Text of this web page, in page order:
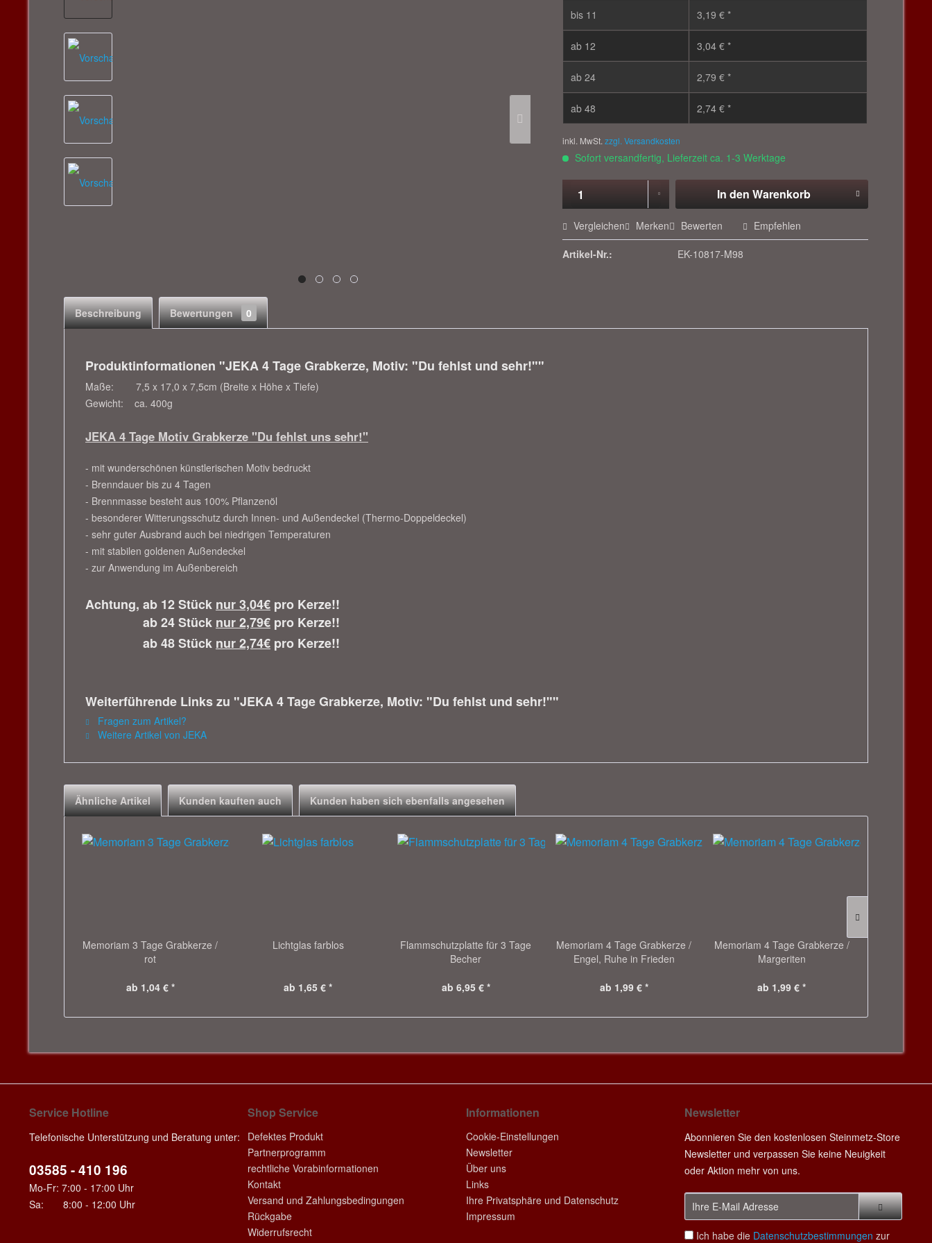
bis 11 3,19 € *
ab 12 3,04 € *
ab24 2,79 € *
ab48 2,74 € *
inkl. MwSt.zzgl. Versandkosten
Sofort versandfertig, Lieferzeit ca. 1-3 Werktage
In den Warenkorb
Vergleichen Merken Bewerten Empfehlen
Artikel-Nr.: EK-10817-M98
Beschreibung Bewertungen 0
Produktinformationen "JEKA 4 Tage Grabkerze, Motiv: "Du fehlst und sehr!""
Maße: 7,5 x 17,0 x 7,5cm (Breite x Höhe x Tiefe)
Gewicht: ca. 400g
JEKA 4 Tage Motiv Grabkerze "Du fehlst uns sehr!"
- mit wunderschönen künstlerischen Motiv bedruckt
- Brenndauer bis zu 4 Tagen
- Brennmasse besteht aus 100% Pflanzenöl
- besonderer Witterungsschutz durch Innen- und Außendeckel (Thermo-Doppeldeckel)
- sehr guter Ausbrand auch bei niedrigen Temperaturen
- mit stabilen goldenen Außendeckel
- zur Anwendung im Außenbereich
Achtung, ab 12 Stück nur 3,04€ pro Kerze!!
ab 24 Stück nur 2,79€ pro Kerze!!
ab 48 Stück nur 2,74€ pro Kerze!!
Weiterführende Links zu "JEKA 4 Tage Grabkerze, Motiv: "Du fehlst und sehr!""
Fragen zum Artikel?
Weitere Artikel von JEKA
Ähnliche Artikel Kunden kauften auch Kunden haben sich ebenfalls angesehen
Memoriam 3 Tage Grabkerze /
rot
ab 1,04 € *
Lichtglas farblos
ab 1,65 € *
Flammschutzplatte für 3 Tage
Becher
ab 6,95 € *
Memoriam 4 Tage Grabkerze /
Engel, Ruhe in Frieden
ab 1,99 € *
Memoriam 4 Tage Grabkerze /
Margeriten
ab 1,99 € *
Service Hotline
Telefonische Unterstützung und Beratung unter:
03585 - 410 196
Mo-Fr: 7:00 - 17:00 Uhr
Sa: 8:00 - 12:00 Uhr
Shop Service
Defektes Produkt
Partnerprogramm
rechtliche Vorabinformationen
Kontakt
Versand und Zahlungsbedingungen
Rückgabe
Widerrufsrecht
Informationen
Cookie-Einstellungen
Newsletter
Über uns
Links
Ihre Privatsphäre und Datenschutz
Impressum
Newsletter
Abonnieren Sie den kostenlosen Steinmetz-Store
Newsletter und verpassen Sie keine Neuigkeit
oder Aktion mehr von uns.
Ich habe die Datenschutzbestimmungen zur